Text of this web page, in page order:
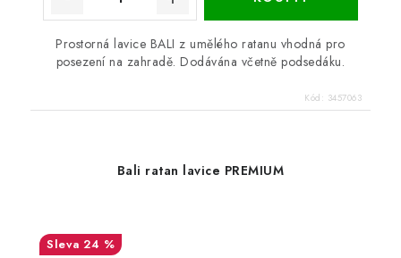
Prostorná lavice BALI z umělého ratanu vhodná pro
posezení na zahradě. Dodávána včetně podsedáku.
Kód: 3457063
Bali ratan lavice PREMIUM
24 %